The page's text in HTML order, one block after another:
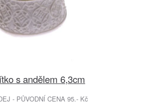
s andělem 6,3cm
- PŮVODNÍ CENA 95.- Kč